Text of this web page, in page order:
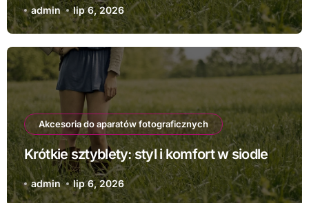
admin lip 6, 2026
Akcesoria do aparatów fotograficznych
Krótkie sztyblety: styl i komfort w siodle
admin lip 6, 2026